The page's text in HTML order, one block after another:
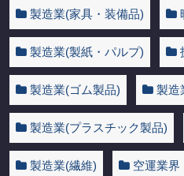
製造業(家具・装備品)
製造業(製紙・パルプ)
製造業(ゴム製品) 製造
製造業(プラスチック製品)
製造業(繊維) 空運業界